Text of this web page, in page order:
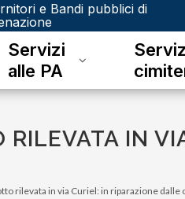
e Bandi pubblici di
Servizi
alle PA
RILEVATA IN
rilevata in via Curiel: in riparazione dalle